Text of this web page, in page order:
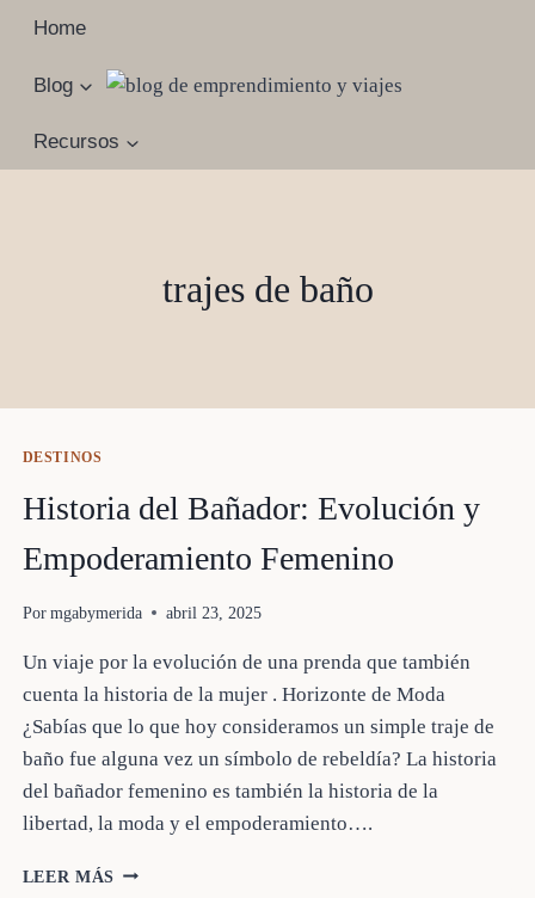
Saltar
contenido
Home
Blog
Recursos
trajes de baño
DESTINOS
Historia del Bañador: Evolución y
Empoderamiento Femenino
Por mgabymerida abril 23, 2025
Un viaje por la evolución de una prenda que también
cuenta la historia de la mujer . Horizonte de Moda
¿Sabías que lo que hoy consideramos un simple traje de
baño fue alguna vez un símbolo de rebeldía? La historia
del bañador femenino es también la historia de la
libertad, la moda y el empoderamiento….
LEER MÁS HISTORIA